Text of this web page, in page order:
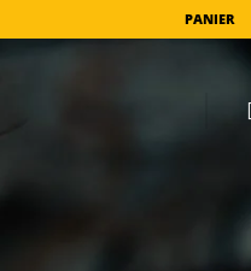
PANIER